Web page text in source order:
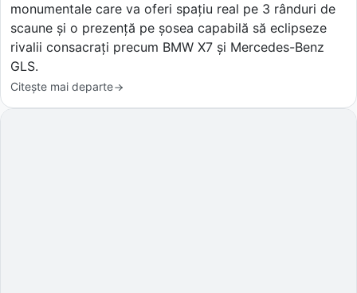
monumentale care va oferi spațiu real pe 3 rânduri de
scaune și o prezență pe șosea capabilă să eclipseze
rivalii consacrați precum BMW X7 și Mercedes-Benz
GLS.
Citește mai departe